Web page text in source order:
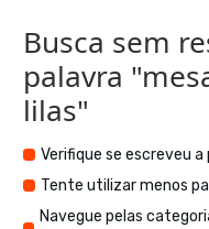
Busca sem
palavra "
lilas"
Verifique se escreveu
Tente utilizar menos
Navegue pelas